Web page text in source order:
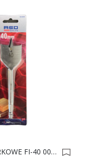
WIERTŁO PIÓRKOWE FI-40 0014704